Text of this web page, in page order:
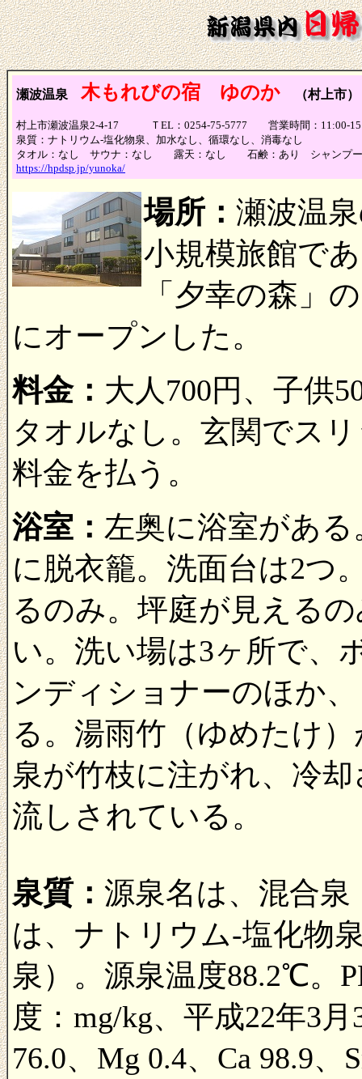
瀬波温泉 木もれびの宿 ゆのか （村上
村上市瀬波温泉2-4-17 ＴEL：0254-75-5777 営業時間：11:00-
泉質： ナトリウム-塩化物泉、加水なし、循環なし、消毒なし
タオル：なし サウナ：なし 露天：なし 石鹸：あり シャンプー
https://hpdsp.jp/yunoka/
場所： 瀬波温
小規模旅館で
「夕幸の森」
にオープンした。
料金： 大人700円、子供
タオルなし。玄関でス
料金を払う。
浴室： 左奥に浴室があ
に脱衣籠。洗面台は2つ
るのみ。坪庭が見える
い。洗い場は3ヶ所で、
ンディショナーのほか
る。湯雨竹（ゆめたけ
泉が竹枝に注がれ、冷
流しされている。
泉質： 源泉名は、混合泉
は、ナトリウム-塩化物
泉）。源泉温度88.2℃。
度：mg/kg、平成22年3
76.0、Mg 0.4、Ca 98.9、